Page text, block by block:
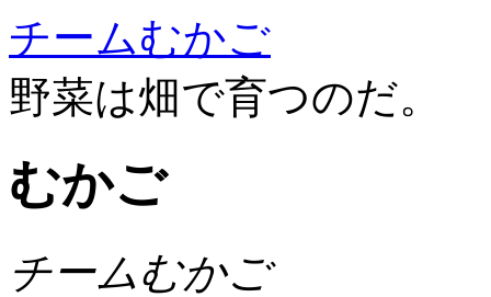
チームむかご
野菜は畑で育つのだ。
むかご
チームむかご